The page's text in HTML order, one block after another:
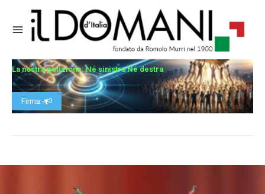
La nostra petizione: Né sinistra Né destra
Firma -